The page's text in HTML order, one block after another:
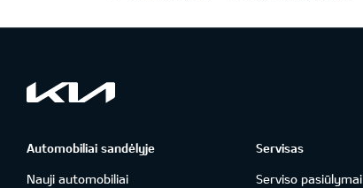
Automobiliai sandėlyje
Nauji automobiliai
Servisas
Serviso pasiūlymai